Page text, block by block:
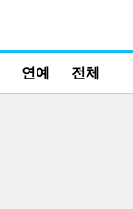
연예 전체